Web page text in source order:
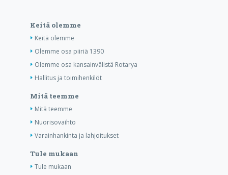
Keitä olemme
Keitä olemme
Olemme osa piiriä 1390
Olemme osa kansainvälistä Rotarya
Hallitus ja toimihenkilöt
Mitä teemme
Mitä teemme
Nuorisovaihto
Varainhankinta ja lahjoitukset
Tule mukaan
Tule mukaan